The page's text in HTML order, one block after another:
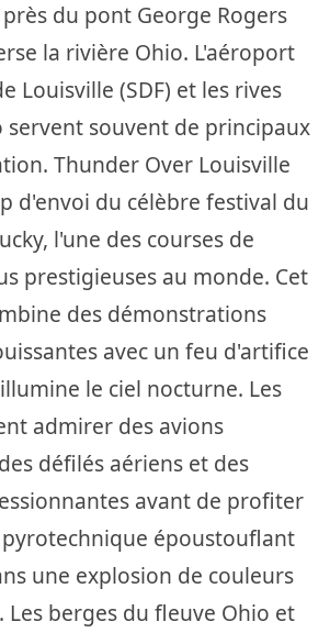
du pont George Rogers
la rivière Ohio. L'aéroport
Louisville (SDF) et les rives
servent souvent de principaux
Thunder Over Louisville
d'envoi du célèbre festival du
l'une des courses de
prestigieuses au monde. Cet
des démonstrations
avec un feu d'artifice
le ciel nocturne. Les
admirer des avions
défilés aériens et des
avant de profiter
pyrotechnique époustouflant
une explosion de couleurs
Les berges du fleuve Ohio et